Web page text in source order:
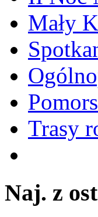
Mały
Trasy
Naj. z